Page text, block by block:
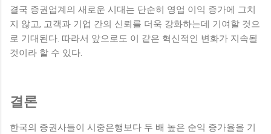
결국 증권업계의 새로운 시대는 단순히 영업 이익 증가에 그치
지 않고, 고객과 기업 간의 신뢰를 더욱 강화하는데 기여할 것으
로 기대된다. 따라서 앞으로도 이 같은 혁신적인 변화가 지속될
것이라 할 수 있다.
결론
한국의 증권사들이 시중은행보다 두 배 높은 순익 증가율을 기